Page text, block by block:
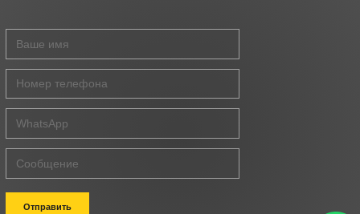
Отправить